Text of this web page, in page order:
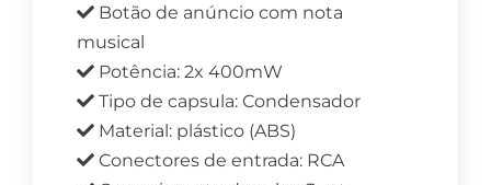
Botão de anúncio com nota
musical
Potência: 2x 400mW
Tipo de capsula: Condensador
Material: plástico (ABS)
Conectores de entrada: RCA